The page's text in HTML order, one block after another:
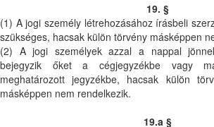
19. §
(1) A jogi személy létrehozásához írásbeli
szükséges, hacsak külön törvény másképpen
(2) A jogi személyek azzal a nappal
bejegyzik őket a cégjegyzékbe vagy
meghatározott jegyzékbe, hacsak külön
másképpen nem rendelkezik.
19.a §